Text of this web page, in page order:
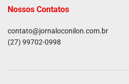
Nossos Contatos
contato@jornaloconilon.com.br
(27) 99702-0998